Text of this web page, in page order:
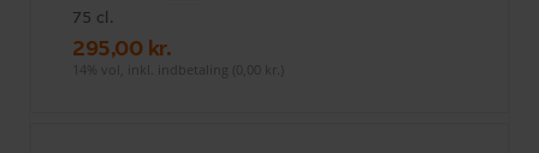
75 cl.
295,00 kr.
14% vol, inkl. indbetaling (0,00 kr.)